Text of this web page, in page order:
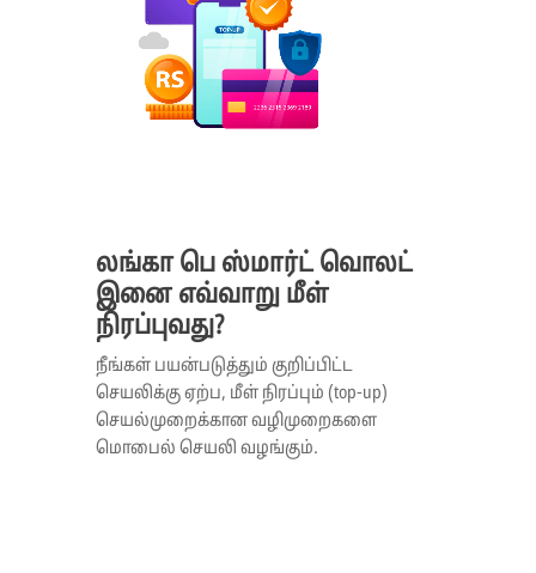
லங்கா பெ ஸ்மார்ட் வொலட்
இனை எவ்வாறு மீள்
நிரப்புவது?
நீங்கள் பயன்படுத்தும் குறிப்பிட்ட
செயலிக்கு ஏற்ப, மீள் நிரப்பும் (top-up)
செயல்முறைக்கான வழிமுறைகளை
மொபைல் செயலி வழங்கும்.